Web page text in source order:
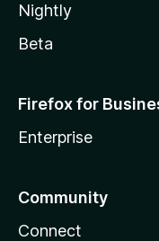
Nightly
Beta
Firefox for
Enterprise
Community
Connect